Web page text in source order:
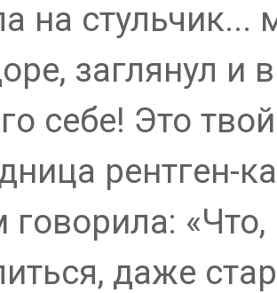
на
заглянул и
себе! Это
рентген-
говорила:
даже